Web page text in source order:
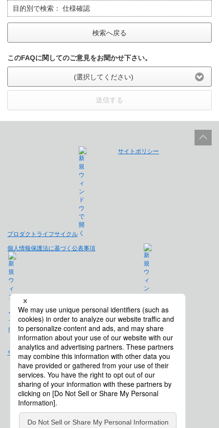
目的別で検索： 仕様確認
検索へ戻る
このFAQに関してのご意見をお聞かせ下さい。
(選択してください)
送信する
プロダクトライフサイクル
サイトポリシー
個人情報保護法に基づく公表事項
免責事項
サイトマップ